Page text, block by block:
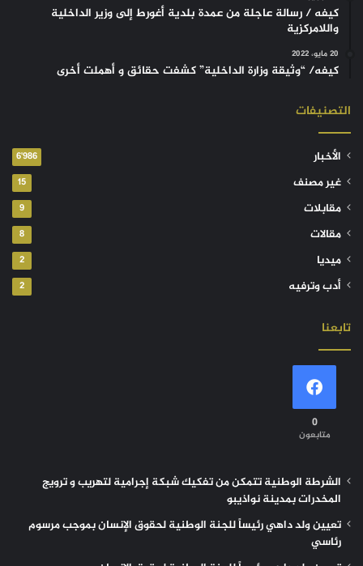
كيفه / رسالة عاجلة من عمدة بلدية أغورط إلى وزير الداخلية
واللامركزية
20 مايو، 2022
كيفه/ “وثيقة وزارة الداخلية” كشفت حقائق و أهملت أخرى
التصنيفات
الأخبار 6٬986
غير مصنف 15
مقابلات 9
مقالات 8
ميديا 2
أدب وترفيه 2
تابعنا
0
متابعون
الشرطة الوطنية تتمكن من تفكيك شبكة إجرامية لتهريب و ترويج
المخدرات بمدينة نواذيبو
تعيين ولد داهي رئيساً للجنة الوطنية لحقوق الإنسان بموجب مرسوم
رئاسي